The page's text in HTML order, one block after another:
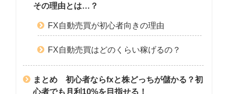
その理由とは…？
FX自動売買が初心者向きの理由
FX自動売買はどのくらい稼げるの？
まとめ 初心者ならfxと株どっちが儲かる？初
心者でも月利10%を目指せる！